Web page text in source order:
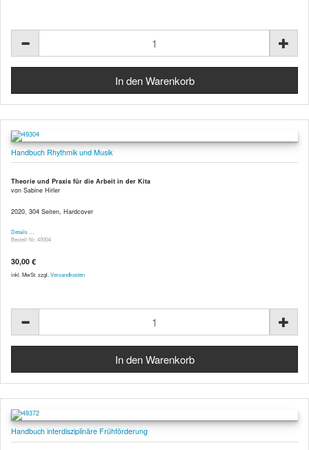
Handbuch Rhythmik und Musik
Theorie und Praxis für die Arbeit in der Kita
von Sabine Hirler
2020, 304 Seiten, Hardcover
Details …
Bestell-Nr. 49304
30,00 €
inkl. MwSt. zzgl. Versandkosten
Handbuch interdisziplinäre Frühförderung